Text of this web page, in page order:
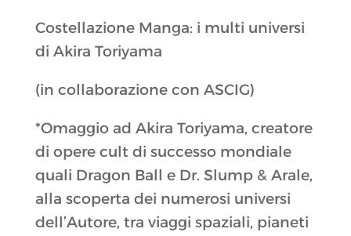
Costellazione Manga: i multi universi
di Akira Toriyama
(in collaborazione con ASCIG)
*Omaggio ad Akira Toriyama, creatore
di opere cult di successo mondiale
quali Dragon Ball e Dr. Slump & Arale,
alla scoperta dei numerosi universi
dell’Autore, tra viaggi spaziali, pianeti